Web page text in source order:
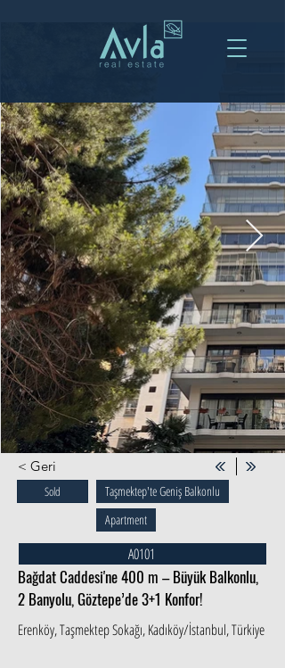
< Geri
Sold
Taşmektep'te Geniş Balkonlu
Apartment
A0101
Bağdat Caddesi'ne 400 m – Büyük Balkonlu,
2 Banyolu, Göztepe’de 3+1 Konfor!
Erenköy, Taşmektep Sokağı, Kadıköy/İstanbul, Türkiye